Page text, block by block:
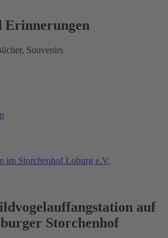
Erinnerungen
Souvenirs
auf
Storchenhof